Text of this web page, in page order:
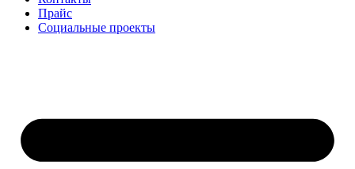
Прайс
Социальные проекты